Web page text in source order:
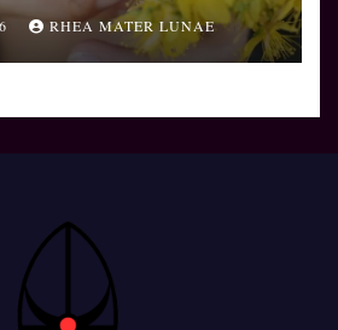
RHEA MATER LUNAE